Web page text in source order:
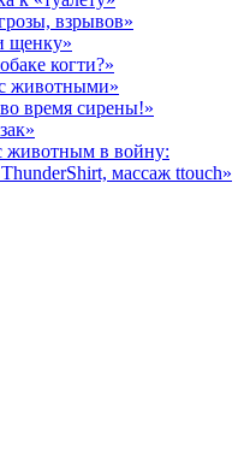
взрывов»
щенку»
когти?»
животными»
время сирены!»
животным в войну:
массаж ttouch»